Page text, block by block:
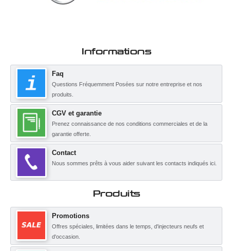
Informations
Faq
Questions Fréquemment Posées sur notre entreprise et nos
produits.
CGV et garantie
Prenez connaissance de nos conditions commerciales et de la
garantie offerte.
Contact
Nous sommes prêts à vous aider suivant les contacts indiqués ici.
Produits
Promotions
Offres spéciales, limitées dans le temps, d'injecteurs neufs et
d'occasion.